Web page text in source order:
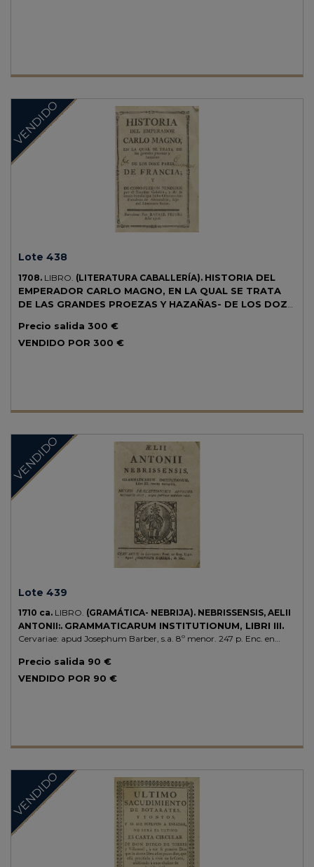
VENDIDO
Lote 438
1708. LIBRO. (LITERATURA CABALLERÍA). HISTORIA DEL
EMPERADOR CARLO MAGNO, EN LA QUAL SE TRATA
DE LAS GRANDES PROEZAS Y HAZAÑAS- DE LOS DOZE
POR EL TRAYDOR GALALÓN...
8º menor. 3 h. + 298 p. Ex-libris manuscrito en la portada y al final de
Precio salida 300 €
VENDIDO POR 300 €
VENDIDO
Lote 439
1710 ca. LIBRO. (GRAMÁTICA- NEBRIJA). NEBRISSENSIS, AELII
ANTONII:. GRAMMATICARUM INSTITUTIONUM, LIBRI III.
Cervariae: apud Josephum Barber, s.a. 8º menor. 247 p. Enc. en
Precio salida 90 €
VENDIDO POR 90 €
VENDIDO